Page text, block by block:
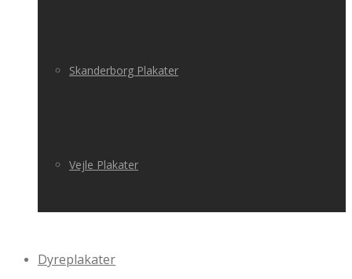
Skanderborg Plakater
Vejle Plakater
Dyreplakater